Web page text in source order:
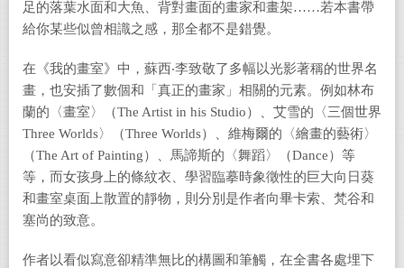
足的落葉水面和大魚、背對畫面的畫家和畫架……若本書帶
給你某些似曾相識之感，那全都不是錯覺。
在《我的畫室》中，蘇西‧李致敬了多幅以光影著稱的世界名
畫，也安插了數個和「真正的畫家」相關的元素。例如林布
蘭的〈畫室〉（The Artist in his Studio）、艾雪的〈三個世界
Three Worlds〉（Three Worlds）、維梅爾的〈繪畫的藝術〉
（The Art of Painting）、馬諦斯的〈舞蹈〉（Dance）等
等，而女孩身上的條紋衣、學習臨摹時象徵性的巨大向日葵
和畫室桌面上散置的靜物，則分別是作者向畢卡索、梵谷和
塞尚的致意。
作者以看似寫意卻精準無比的構圖和筆觸，在全書各處埋下